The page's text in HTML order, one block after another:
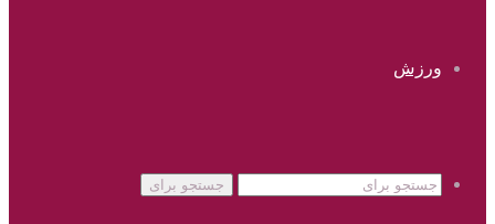
ورزش
جستجو برای